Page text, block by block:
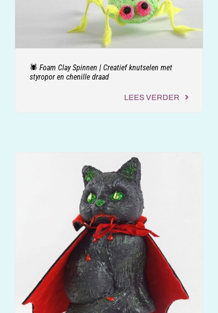
🕷️ Foam Clay Spinnen | Creatief knutselen met
styropor en chenille draad
LEES VERDER